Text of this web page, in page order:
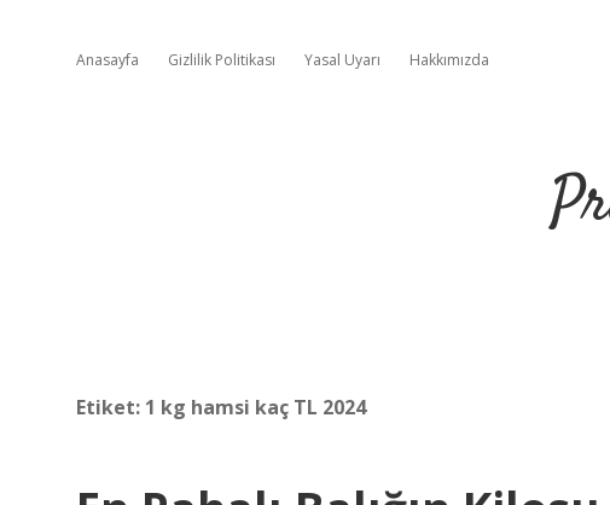
Anasayfa Gizlilik Politikası Yasal Uyarı Hakkımızda
Etiket: 1 kg hamsi kaç TL 2024